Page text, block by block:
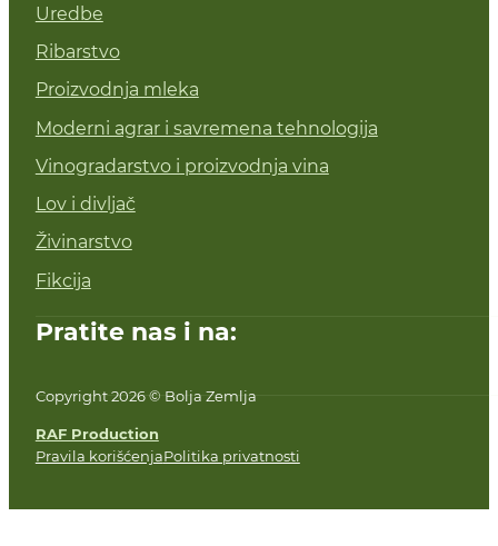
Uredbe
Ribarstvo
Proizvodnja mleka
Moderni agrar i savremena tehnologija
Vinogradarstvo i proizvodnja vina
Lov i divljač
Živinarstvo
Fikcija
Pratite nas i na:
Copyright 2026 © Bolja Zemlja
RAF Production
Pravila korišćenjaPolitika privatnosti